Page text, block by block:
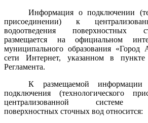
Информация о подключении
присоединении) к
водоотведения поверхностных
размещается на официальном
муниципального образования «Город
сети Интернет, указанном в
Регламента.
К размещаемой
подключения (технологического
централизованной системе
поверхностных сточных вод относится: